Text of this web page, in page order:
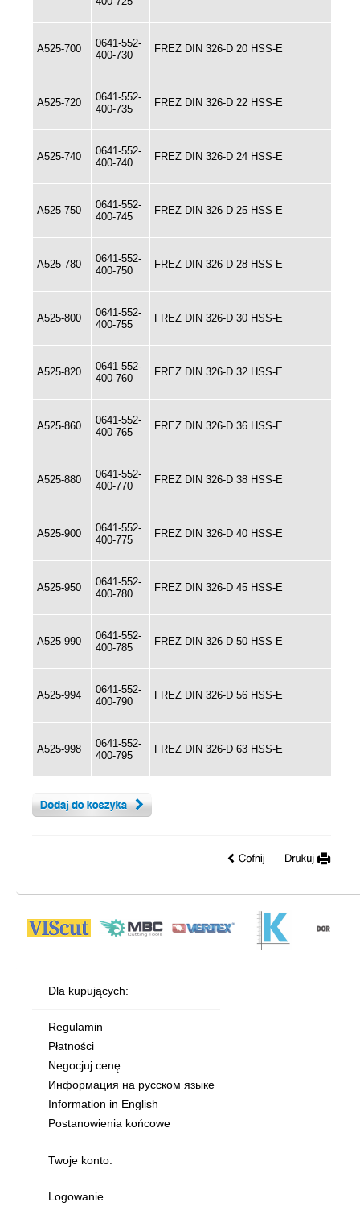
A525-700
0641-552-
400-730
FREZ DIN 326-D 20 HSS-E
A525-720
0641-552-
400-735
FREZ DIN 326-D 22 HSS-E
A525-740
0641-552-
400-740
FREZ DIN 326-D 24 HSS-E
A525-750
0641-552-
400-745
FREZ DIN 326-D 25 HSS-E
A525-780
0641-552-
400-750
FREZ DIN 326-D 28 HSS-E
A525-800
0641-552-
400-755
FREZ DIN 326-D 30 HSS-E
A525-820
0641-552-
400-760
FREZ DIN 326-D 32 HSS-E
A525-860
0641-552-
400-765
FREZ DIN 326-D 36 HSS-E
A525-880
0641-552-
400-770
FREZ DIN 326-D 38 HSS-E
A525-900
0641-552-
400-775
FREZ DIN 326-D 40 HSS-E
A525-950
0641-552-
400-780
FREZ DIN 326-D 45 HSS-E
A525-990
0641-552-
400-785
FREZ DIN 326-D 50 HSS-E
A525-994
0641-552-
400-790
FREZ DIN 326-D 56 HSS-E
A525-998
0641-552-
400-795
FREZ DIN 326-D 63 HSS-E
Dla kupujących:
Regulamin
Płatności
Negocjuj cenę
Информация на русском языке
Information in English
Postanowienia końcowe
Twoje konto:
Logowanie